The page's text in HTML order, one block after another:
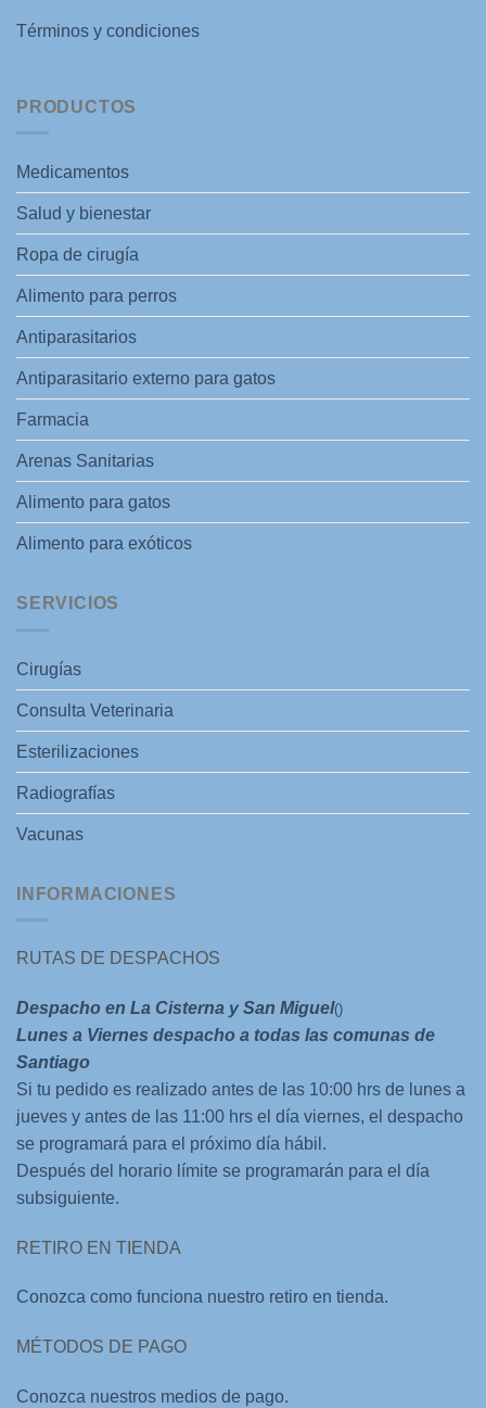
Términos y condiciones
PRODUCTOS
Medicamentos
Salud y bienestar
Ropa de cirugía
Alimento para perros
Antiparasitarios
Antiparasitario externo para gatos
Farmacia
Arenas Sanitarias
Alimento para gatos
Alimento para exóticos
SERVICIOS
Cirugías
Consulta Veterinaria
Esterilizaciones
Radiografías
Vacunas
INFORMACIONES
RUTAS DE DESPACHOS
Despacho en La Cisterna y San Miguel()
Lunes a Viernes despacho a todas las comunas de
Santiago
Si tu pedido es realizado antes de las 10:00 hrs de lunes a
jueves y antes de las 11:00 hrs el día viernes, el despacho
se programará para el próximo día hábil.
Después del horario límite se programarán para el día
subsiguiente.
RETIRO EN TIENDA
Conozca como funciona nuestro retiro en tienda.
MÉTODOS DE PAGO
Conozca nuestros medios de pago.